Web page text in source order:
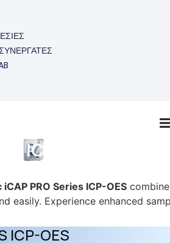
ICP-OES
PRO Series ICP-OES
easily. Experience enhanced
ICP-OES